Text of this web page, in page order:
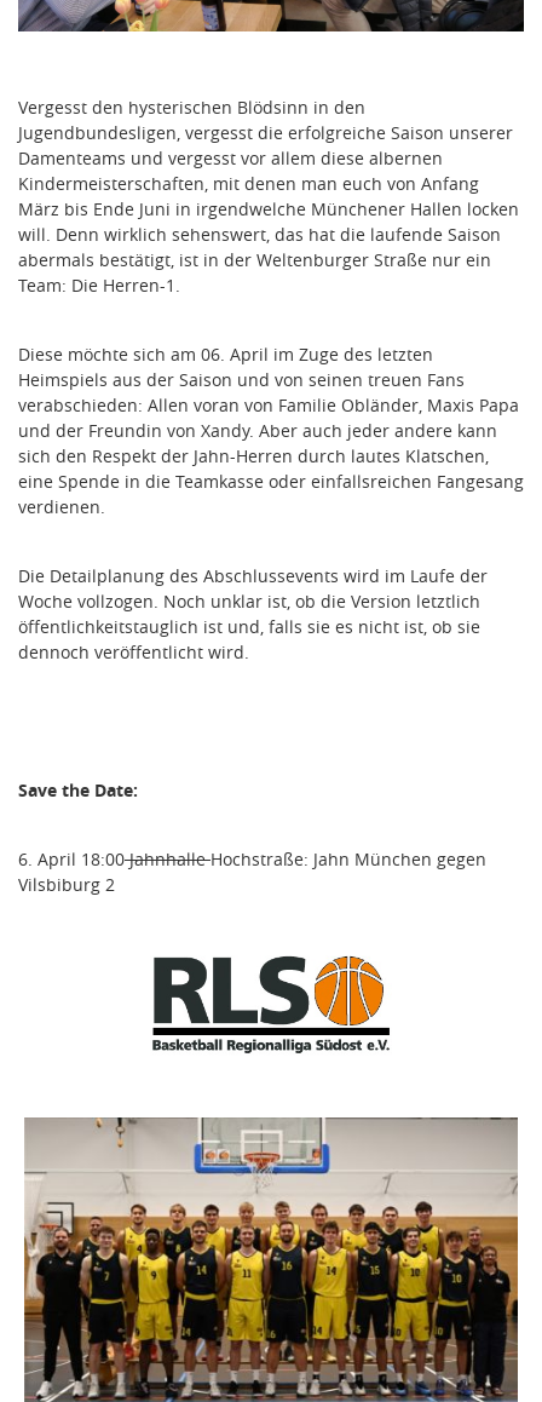
Vergesst den hysterischen Blödsinn in den
Jugendbundesligen, vergesst die erfolgreiche Saison unserer
Damenteams und vergesst vor allem diese albernen
Kindermeisterschaften, mit denen man euch von Anfang
März bis Ende Juni in irgendwelche Münchener Hallen locken
will. Denn wirklich sehenswert, das hat die laufende Saison
abermals bestätigt, ist in der Weltenburger Straße nur ein
Team: Die Herren-1.
Diese möchte sich am 06. April im Zuge des letzten
Heimspiels aus der Saison und von seinen treuen Fans
verabschieden: Allen voran von Familie Obländer, Maxis Papa
und der Freundin von Xandy. Aber auch jeder andere kann
sich den Respekt der Jahn-Herren durch lautes Klatschen,
eine Spende in die Teamkasse oder einfallsreichen Fangesang
verdienen.
Die Detailplanung des Abschlussevents wird im Laufe der
Woche vollzogen. Noch unklar ist, ob die Version letztlich
öffentlichkeitstauglich ist und, falls sie es nicht ist, ob sie
dennoch veröffentlicht wird.
Save the Date:
6. April 18:00JahnhalleHochstraße: Jahn München gegen
Vilsbiburg 2